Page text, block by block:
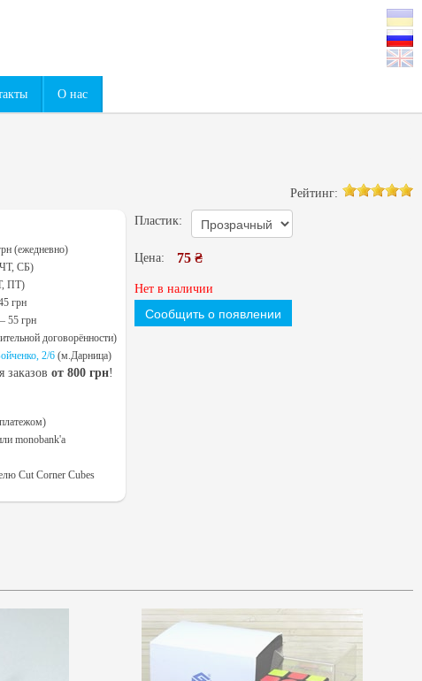
О нас
Рейтинг:
(ежедневно)
СБ)
ПТ)
грн
55 грн
договорённости)
2/6 (м.Дарница)
заказов от 800 грн!
monobank'а
Cut Corner Cubes
Пластик:
Цена: 75 ₴
Нет в наличии
Сообщить о появлении